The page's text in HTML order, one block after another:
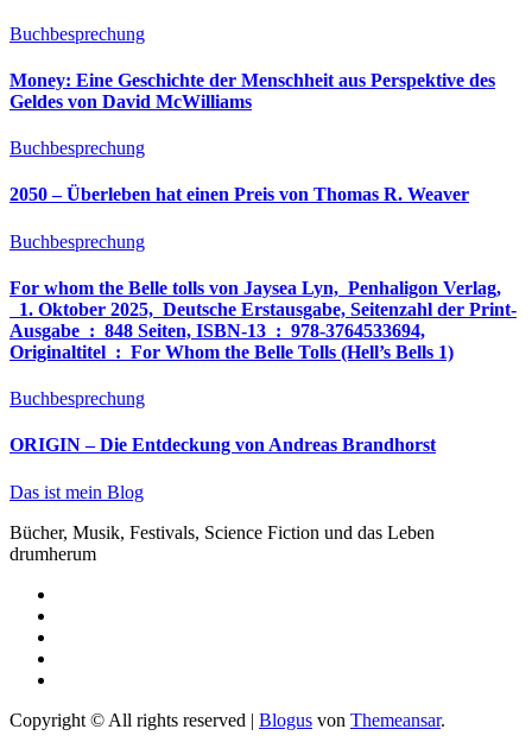
Buchbesprechung
Money: Eine Geschichte der Menschheit aus Perspektive des
Geldes von David McWilliams
Buchbesprechung
2050 – Überleben hat einen Preis von Thomas R. Weaver
Buchbesprechung
For whom the Belle tolls von Jaysea Lyn, ‎ Penhaligon Verlag,
‎ 1. Oktober 2025, ‎ Deutsche Erstausgabe, Seitenzahl der Print-
Ausgabe ‏ : ‎ 848 Seiten, ISBN-13 ‏ : ‎ 978-3764533694,
Originaltitel ‏ : ‎ For Whom the Belle Tolls (Hell’s Bells 1)
Buchbesprechung
ORIGIN – Die Entdeckung von Andreas Brandhorst
Das ist mein Blog
Bücher, Musik, Festivals, Science Fiction und das Leben
drumherum
Copyright © All rights reserved | Blogus von Themeansar.